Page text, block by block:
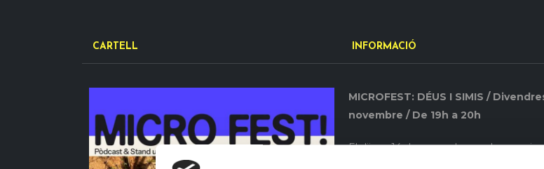
CARTELL INFORMACIÓ
MICROFEST: DÉUS I SIMIS /
novembre / De 19h a 20h
El dijous 14 de novembre podreu venir